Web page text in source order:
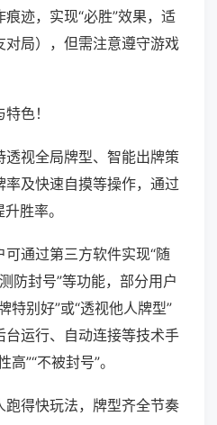
迹，实现“必胜”效果，适
对局），但需注意遵守游戏
色！
视全局牌型、智能出牌策
及快速自摸等操作，通过
胜率。
通过第三方软件实现“随
防封号”等功能，部分用户
特别好”或“透视他人牌型”
台运行、自动连接等技术手
”“不被封号”。
得快玩法，牌型齐全节奏